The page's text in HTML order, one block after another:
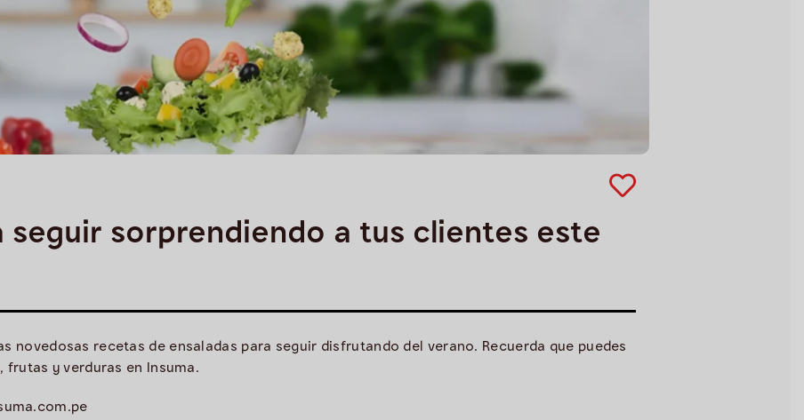
seguir sorprendiendo a tus clientes este
novedosas recetas de ensaladas para seguir disfrutando del verano. Recuerda que puedes
y verduras en Insuma.